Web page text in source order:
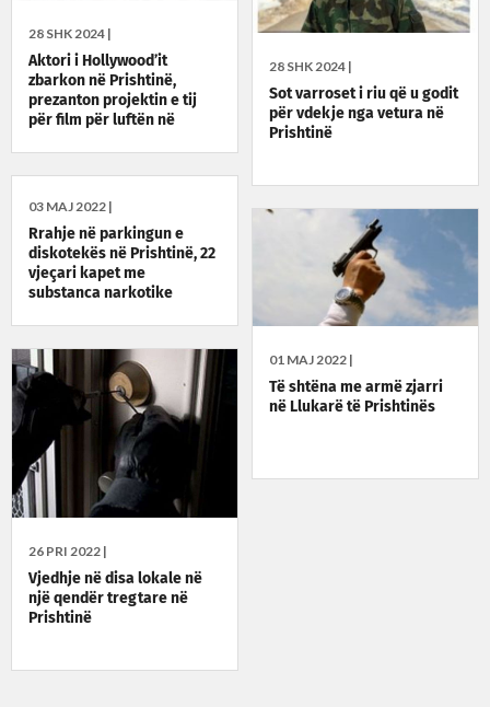
28 SHK 2024 |
Aktori i Hollywood’it
zbarkon në Prishtinë,
prezanton projektin e tij
për film për luftën në
28 SHK 2024 |
Sot varroset i riu që u godit
për vdekje nga vetura në
Prishtinë
03 MAJ 2022 |
Rrahje në parkingun e
diskotekës në Prishtinë, 22
vjeçari kapet me
substanca narkotike
01 MAJ 2022 |
Të shtëna me armë zjarri
në Llukarë të Prishtinës
26 PRI 2022 |
Vjedhje në disa lokale në
një qendër tregtare në
Prishtinë